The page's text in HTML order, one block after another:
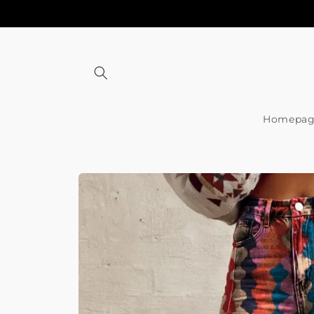
content
Ga direct naar
productinformatie